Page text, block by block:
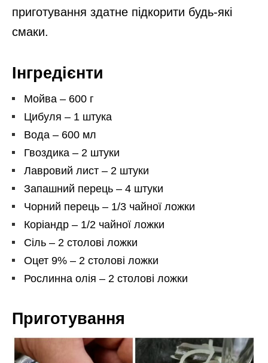
приготування здатне підкорити будь-які
смаки.
Інгредієнти
Мойва – 600 г
Цибуля – 1 штука
Вода – 600 мл
Гвоздика – 2 штуки
Лавровий лист – 2 штуки
Запашний перець – 4 штуки
Чорний перець – 1/3 чайної ложки
Коріандр – 1/2 чайної ложки
Сіль – 2 столові ложки
Оцет 9% – 2 столові ложки
Рослинна олія – 2 столові ложки
Приготування